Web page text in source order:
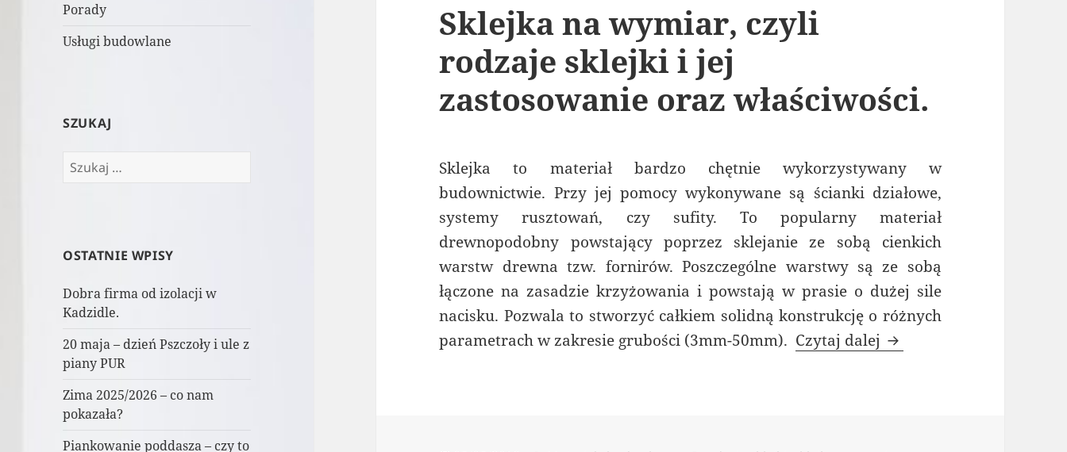
Porady
Usługi budowlane
SZUKAJ
Szukaj:
OSTATNIE WPISY
Dobra firma od izolacji w
Kadzidle.
20 maja – dzień Pszczoły i ule z
piany PUR
Zima 2025/2026 – co nam
pokazała?
Piankowanie poddasza – czy to
Sklejka na wymiar, czyli
rodzaje sklejki i jej
zastosowanie oraz właściwości.
Sklejka to materiał bardzo chętnie wykorzystywany w
budownictwie. Przy jej pomocy wykonywane są ścianki działowe,
systemy rusztowań, czy sufity. To popularny materiał
drewnopodobny powstający poprzez sklejanie ze sobą cienkich
warstw drewna tzw. fornirów. Poszczególne warstwy są ze sobą
łączone na zasadzie krzyżowania i powstają w prasie o dużej sile
nacisku. Pozwala to stworzyć całkiem solidną konstrukcję o różnych
parametrach w zakresie grubości (3mm-50mm). Czytaj dalej Sklejka na wymiar, czyli